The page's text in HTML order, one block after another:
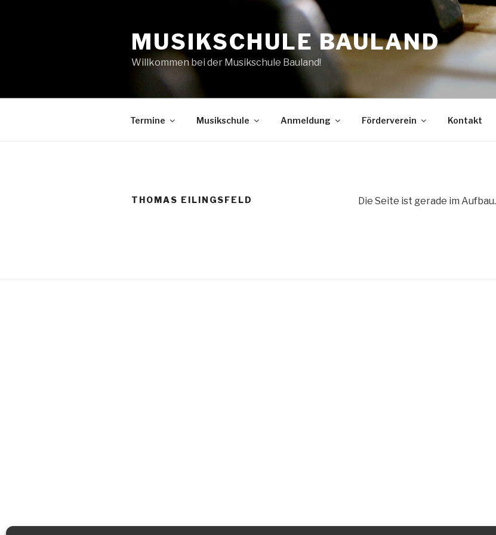
MUSIKSCHULE BAULAND
Willkommen bei der Musikschule Bauland!
Termine Musikschule Anmeldung Förderverein Kontakt
THOMAS EILINGSFELD Die Seite ist gerade im Aufbau.